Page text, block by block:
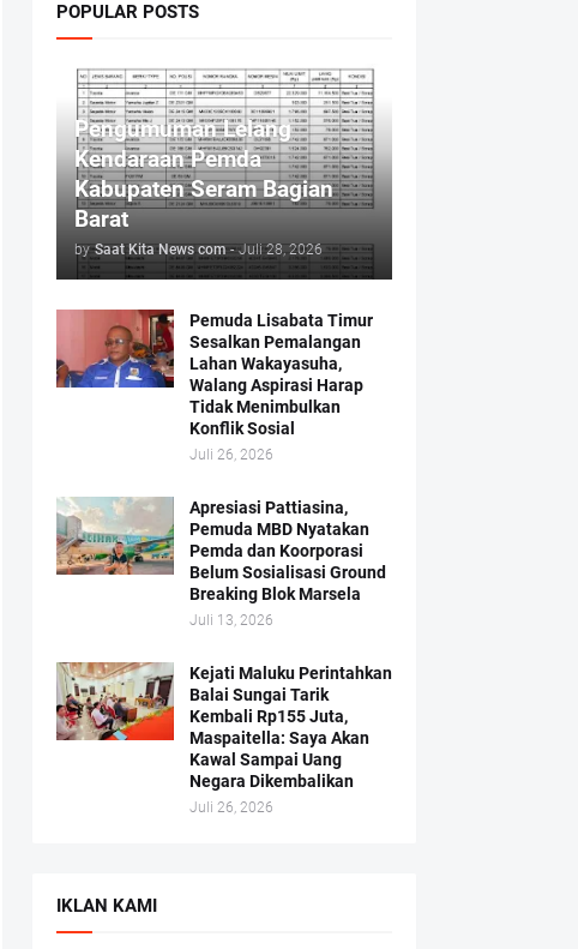
POPULAR POSTS
Pengumuman Lelang
Kendaraan Pemda
Kabupaten Seram Bagian
Barat
by Saat Kita News com - Juli 28, 2026
Pemuda Lisabata Timur
Sesalkan Pemalangan
Lahan Wakayasuha,
Walang Aspirasi Harap
Tidak Menimbulkan
Konflik Sosial
Juli 26, 2026
Apresiasi Pattiasina,
Pemuda MBD Nyatakan
Pemda dan Koorporasi
Belum Sosialisasi Ground
Breaking Blok Marsela
Juli 13, 2026
Kejati Maluku Perintahkan
Balai Sungai Tarik
Kembali Rp155 Juta,
Maspaitella: Saya Akan
Kawal Sampai Uang
Negara Dikembalikan
Juli 26, 2026
IKLAN KAMI